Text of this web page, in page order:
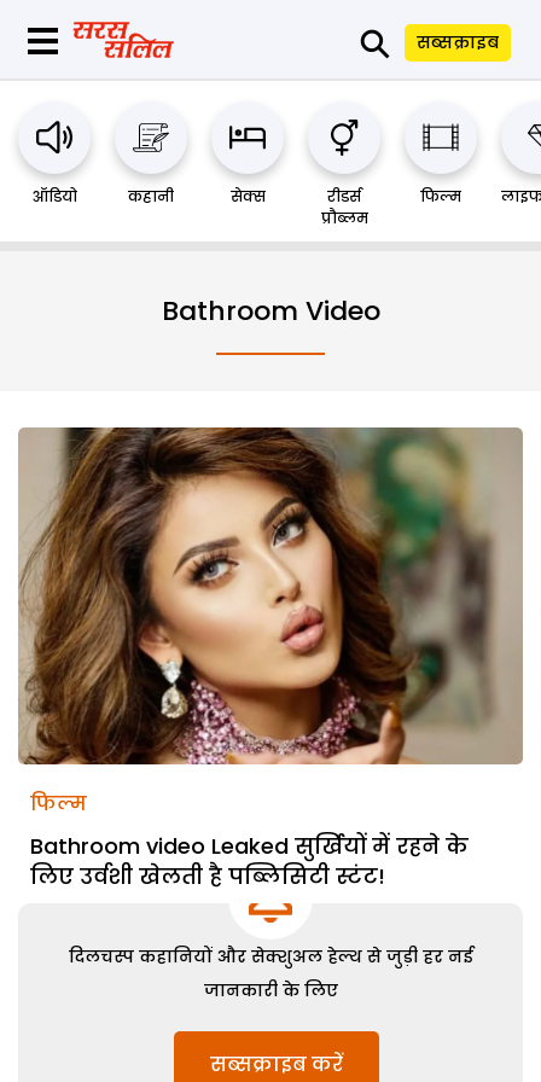
⚲ सब्सक्राइब
ऑडियो कहानी सेक्स
रीडर्स
प्रौब्लम
फिल्म
Bathroom Video
फिल्म
Bathroom video Leaked सुर्खियों में रहने के
लिए उर्वशी खेलती है पब्लिसिटी स्टंट!
दिलचस्प कहानियों और सेक्शुअल हेल्थ से जुड़ी हर नई
जानकारी के लिए
सब्सक्राइब करें